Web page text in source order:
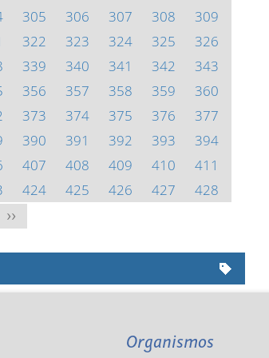
305 306 307 308
309
322 323 324 325
326
339 340 341 342
343
356 357 358 359
360
373 374 375 376
377
390 391 392 393
394
407 408 409 410
411
424 425 426 427
428
>>
Organismos